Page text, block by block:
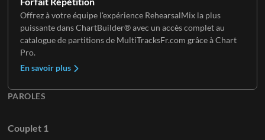
Offrez à votre équipe l'expérience RehearsalMix la plus
puissante dans ChartBuilder® avec un accès complet au
catalogue de partitions de MultiTracksFr.com grâce à Chart
Pro.
En savoir plus
PAROLES
Couplet 1